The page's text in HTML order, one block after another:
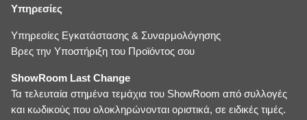
Υπηρεσίες
Υπηρεσίες Εγκατάστασης & Συναρμολόγησης
Βρες την Υποστήριξη του Προϊόντος σου
ShowRoom Last Change
Τα τελευταία στημένα τεμάχια του ShowRoom από συλλογές
και κωδικούς που ολοκληρώνονται οριστικά, σε ειδικές τιμές.